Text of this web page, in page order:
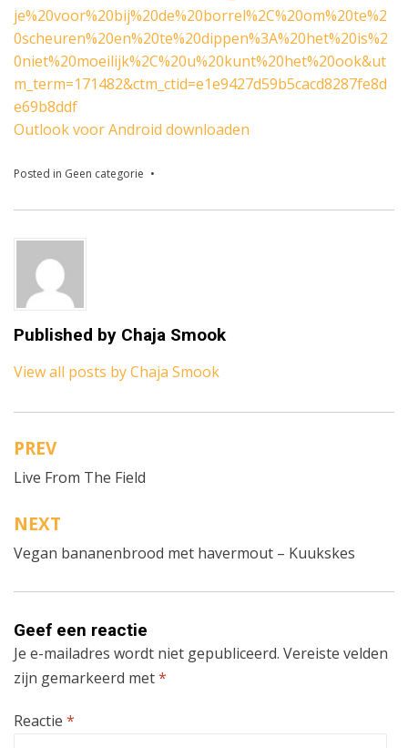
je%20voor%20bij%20de%20borrel%2C%20om%20te%2
0scheuren%20en%20te%20dippen%3A%20het%20is%2
0niet%20moeilijk%2C%20u%20kunt%20het%20ook&ut
m_term=171482&ctm_ctid=e1e9427d59b5cacd8287fe8d
e69b8ddf
Outlook voor Android downloaden
Posted in Geen categorie
Published by Chaja Smook
View all posts by Chaja Smook
Bericht
navigatie
PREV
Live From The Field
NEXT
Vegan bananenbrood met havermout – Kuukskes
Geef een reactie
Je e-mailadres wordt niet gepubliceerd. Vereiste velden
zijn gemarkeerd met*
Reactie *